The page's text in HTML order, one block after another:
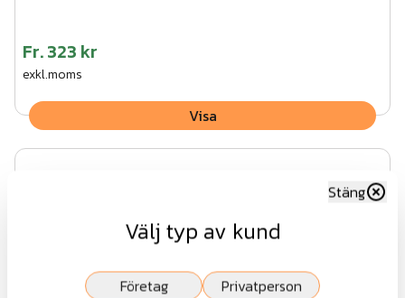
Fr.323 kr
exkl.moms
Visa
Välj typ av kund
Stäng
Företag Privatperson